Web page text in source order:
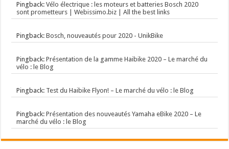
Pingback:Vélo électrique : les moteurs et batteries Bosch 2020
sont prometteurs | Webissimo.biz | All the best links
Pingback:Bosch, nouveautés pour 2020 - UnikBike
Pingback:Présentation de la gamme Haibike 2020 – Le marché du
vélo : le Blog
Pingback: Test du Haibike Flyon! – Le marché du vélo : le Blog
Pingback:Présentation des nouveautés Yamaha eBike 2020 – Le
marché du vélo : le Blog